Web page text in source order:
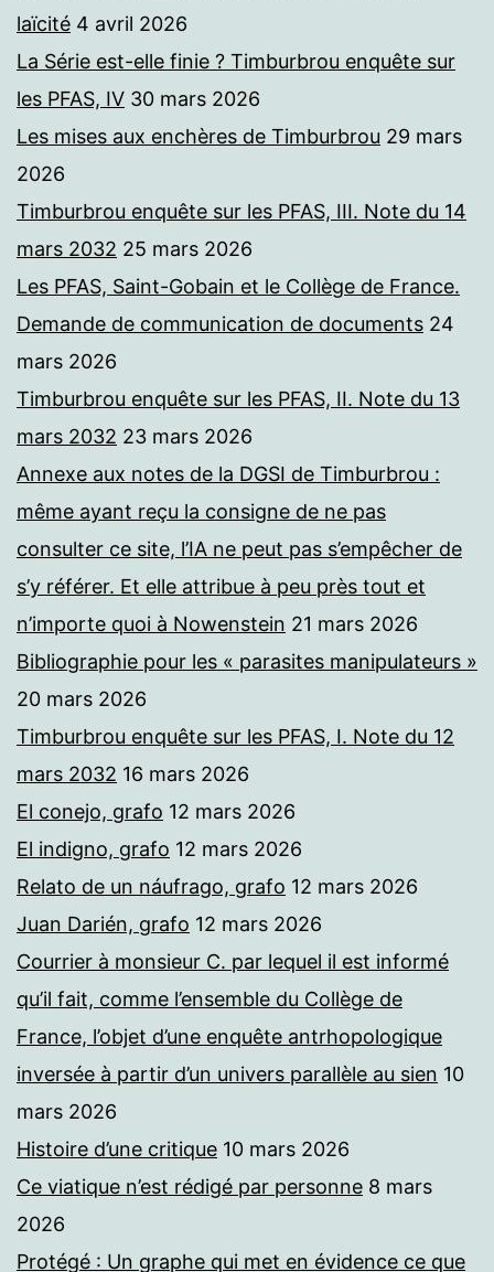
laïcité 4 avril 2026
La Série est-elle finie ? Timburbrou enquête sur
les PFAS, IV 30 mars 2026
Les mises aux enchères de Timburbrou 29 mars
2026
Timburbrou enquête sur les PFAS, III. Note du 14
mars 2032 25 mars 2026
Les PFAS, Saint-Gobain et le Collège de France.
Demande de communication de documents 24
mars 2026
Timburbrou enquête sur les PFAS, II. Note du 13
mars 2032 23 mars 2026
Annexe aux notes de la DGSI de Timburbrou :
même ayant reçu la consigne de ne pas
consulter ce site, l’IA ne peut pas s’empêcher de
s’y référer. Et elle attribue à peu près tout et
n’importe quoi à Nowenstein 21 mars 2026
Bibliographie pour les « parasites manipulateurs »
20 mars 2026
Timburbrou enquête sur les PFAS, I. Note du 12
mars 2032 16 mars 2026
El conejo, grafo 12 mars 2026
El indigno, grafo 12 mars 2026
Relato de un náufrago, grafo 12 mars 2026
Juan Darién, grafo 12 mars 2026
Courrier à monsieur C. par lequel il est informé
qu’il fait, comme l’ensemble du Collège de
France, l’objet d’une enquête antrhopologique
inversée à partir d’un univers parallèle au sien 10
mars 2026
Histoire d’une critique 10 mars 2026
Ce viatique n’est rédigé par personne 8 mars
2026
Protégé : Un graphe qui met en évidence ce que